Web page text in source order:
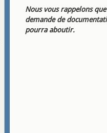
Nous vous rappelons
demande de
pourra aboutir.